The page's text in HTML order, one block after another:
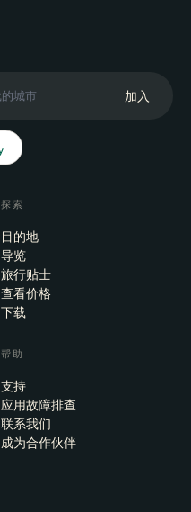
加入
探索
目的地
导览
旅行贴士
查看价格
下载
帮助
支持
应用故障排查
联系我们
成为合作伙伴